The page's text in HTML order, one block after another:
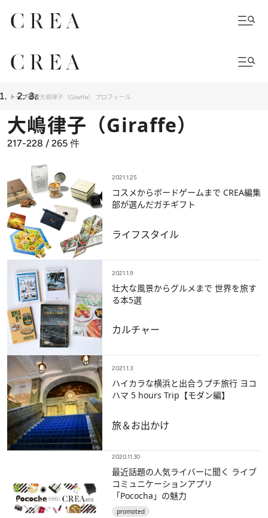
トップ著者大嶋律子（Giraffe） プロフィール
大嶋律子（Giraffe）
217-228 / 265 件
2021.1.25
コスメからボードゲームまで CREA編集
部が選んだガチギフト
ライフスタイル
2021.1.9
壮大な風景からグルメまで 世界を旅す
る本5選
カルチャー
2021.1.3
ハイカラな横浜と出合うプチ旅行 ヨコ
ハマ 5 hours Trip【モダン編】
旅＆お出かけ
2020.11.30
最近話題の人気ライバーに聞く ライブ
コミュニケーションアプリ
「Pococha」の魅力
promoted